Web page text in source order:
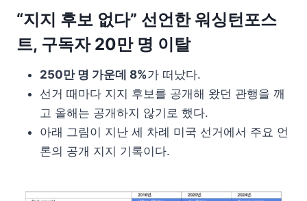
“지지 후보 없다” 선언한 워싱턴포스
트, 구독자 20만 명 이탈
250만 명 가운데 8%가 떠났다.
선거 때마다 지지 후보를 공개해 왔던 관행을 깨
고 올해는 공개하지 않기로 했다.
아래 그림이 지난 세 차례 미국 선거에서 주요 언
론의 공개 지지 기록이다.